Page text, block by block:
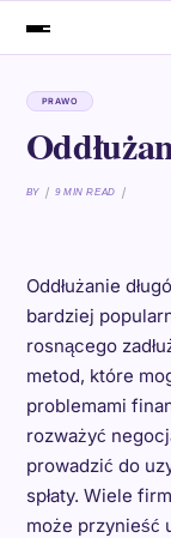
PRAWO
BY 9 MIN READ
Oddłużanie
bardziej
rosnącego
metod, które
problemami
rozważyć
prowadzić do
spłaty. Wiele
może przynieść